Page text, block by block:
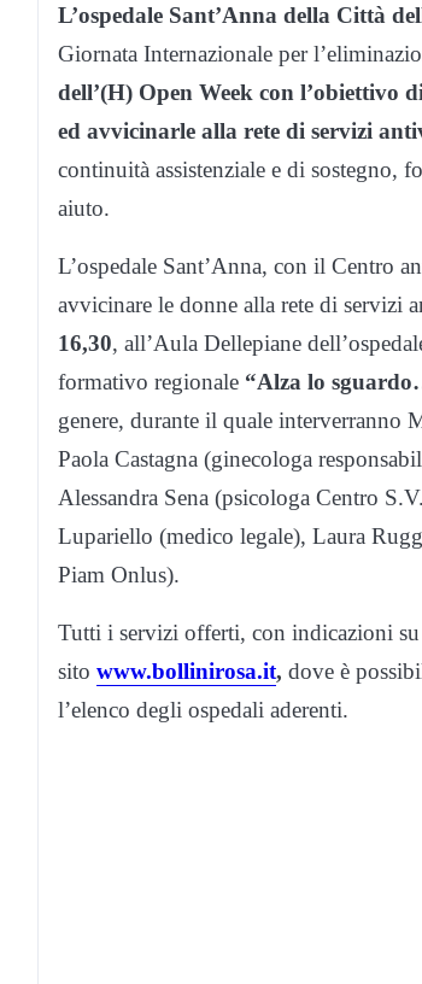
L’ospedale Sant’Anna della Città
Giornata Internazionale per
dell’(H) Open Week con l’obiettivo
ed avvicinarle alla rete di servizi
continuità assistenziale e di sostegno,
aiuto.
L’ospedale Sant’Anna, con il Centro
avvicinare le donne alla rete di servizi
16,30, all’Aula Dellepiane
formativo regionale “Alza lo
genere, durante il quale interverranno
Paola Castagna (ginecologa
Alessandra Sena (psicologa Centro
Lupariello (medico legale), Laura
Piam Onlus).
Tutti i servizi offerti, con indicazioni
sito www.bollinirosa.it, dove è
l’elenco degli ospedali aderenti.